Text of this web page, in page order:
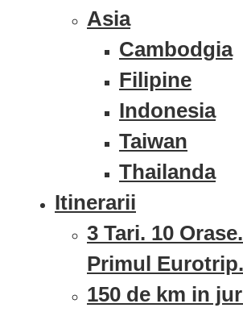
Asia
Cambodgia
Filipine
Indonesia
Taiwan
Thailanda
Itinerarii
3 Tari. 10
Primul Eurotrip.
150 de km in